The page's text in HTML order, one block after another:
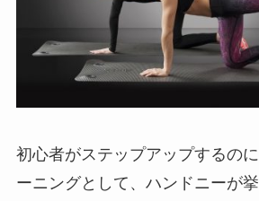
初心者がステップアップするの
ーニングとして、ハンドニーが挙